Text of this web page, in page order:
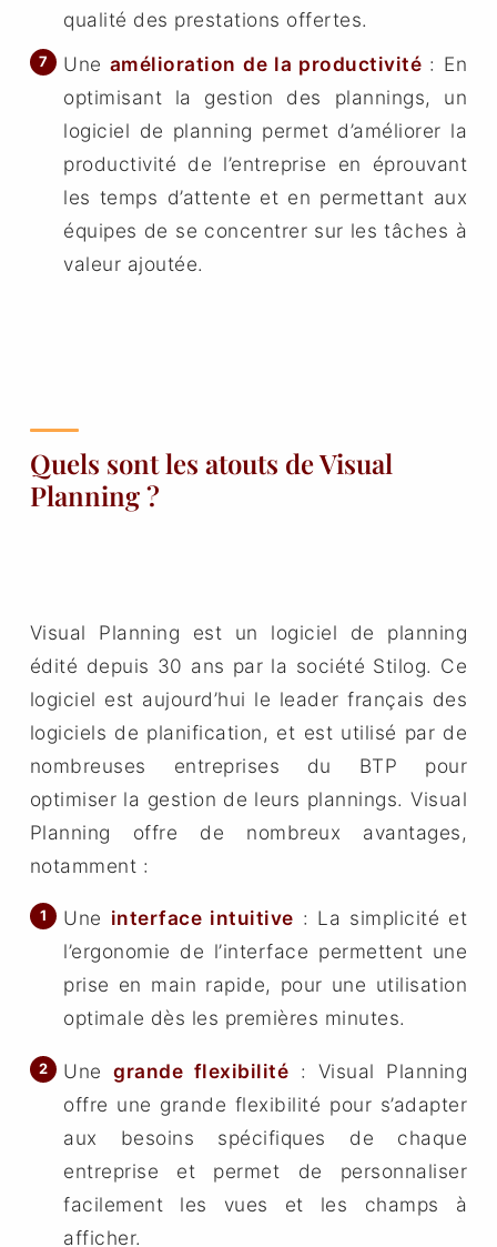
qualité des prestations offertes.
Une amélioration de la productivité : En
optimisant la gestion des plannings, un
logiciel de planning permet d’améliorer la
productivité de l’entreprise en éprouvant
les temps d’attente et en permettant aux
équipes de se concentrer sur les tâches à
valeur ajoutée.
Quels sont les atouts de Visual
Planning ?
Visual Planning est un logiciel de planning
édité depuis 30 ans par la société Stilog. Ce
logiciel est aujourd’hui le leader français des
logiciels de planification, et est utilisé par de
nombreuses entreprises du BTP pour
optimiser la gestion de leurs plannings. Visual
Planning offre de nombreux avantages,
notamment :
Une interface intuitive : La simplicité et
l’ergonomie de l’interface permettent une
prise en main rapide, pour une utilisation
optimale dès les premières minutes.
Unegrande flexibilité : Visual Planning
offre une grande flexibilité pour s’adapter
aux besoins spécifiques de chaque
entreprise et permet de personnaliser
facilement les vues et les champs à
afficher.